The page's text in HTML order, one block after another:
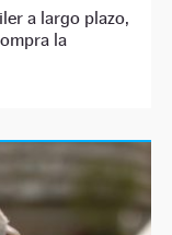
a largo plazo,
la